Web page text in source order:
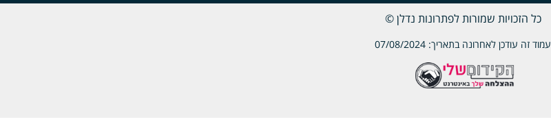
כל הזכויות שמורות לפתרונות נדלן ©
עמוד זה עודכן לאחרונה בתאריך: 07/08/2024